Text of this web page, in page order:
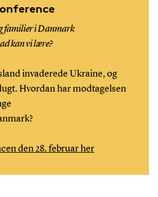
familier i Danmark
kan vi lære?
invaderede Ukraine, og
Hvordan har modtagelsen
den 28. februar her